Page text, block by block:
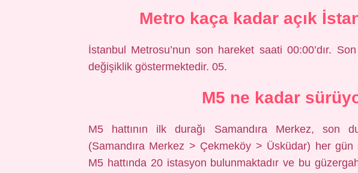
Metro kaça kadar açık
İstanbul Metrosu’nun son hareket saati 00:00’dır.
değişiklik göstermektedir. 05.
M5 ne kadar
M5 hattının ilk durağı Samandıra Merkez, son
(Samandıra Merkez > Çekmeköy > Üsküdar) her gün
M5 hattında 20 istasyon bulunmaktadır ve bu